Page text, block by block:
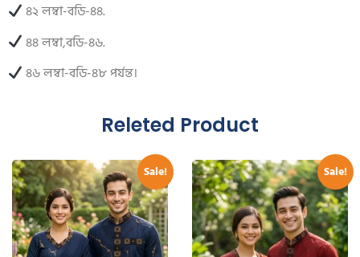
৪২ লম্বা-বডি-৪৪.
৪৪ লম্বা,বডি-৪৬.
৪৬ লম্বা-বডি-৪৮ পর্যন্ত।
Releted Product
Sale! Sale!